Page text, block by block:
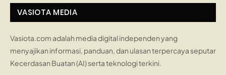
VASIOTA MEDIA
Vasiota.com adalah media digital independen yang
menyajikan informasi, panduan, dan ulasan terpercaya seputar
Kecerdasan Buatan (AI) serta teknologi terkini.